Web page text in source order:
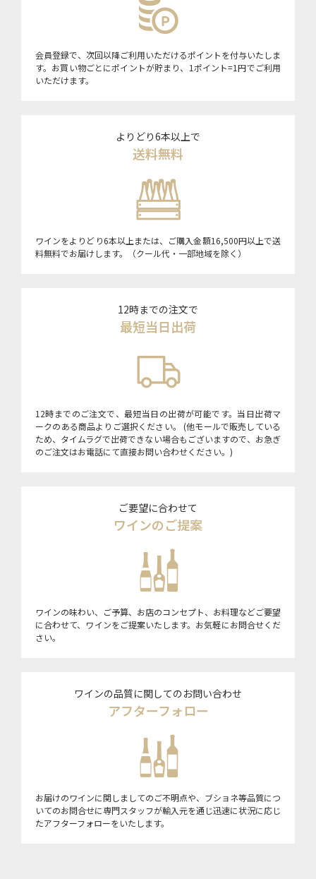
会員登録で、次回以降ご利用いただけるポイントを付与いたしま
す。お買い物ごとにポイントが貯まり、1ポイント=1円でご利用
いただけます。
よりどり6本以上で
送料無料
ワインをよりどり6本以上または、ご購入金額16,500円以上で送
料無料でお届けします。（クール代・一部地域を除く）
12時までの注文で
最短当日出荷
12時までのご注文で、最短当日の出荷が可能です。当日出荷マ
ークのある商品よりご選択ください。 (他モールで販売している
ため、タイムラグで出荷できない場合もございますので、お急ぎ
のご注文はお電話にて直接お問い合わせください。)
ご要望に合わせて
ワインのご提案
ワインの味わい、ご予算、お店のコンセプト、お料理などご要望
に合わせて、ワインをご提案いたします。お気軽にお問合せくだ
さい。
ワインの品質に関してのお問い合わせ
アフターフォロー
お届けのワインに関しましてのご不明点や、ブショネ等品質につ
いてのお問合せに専門スタッフが輸入元を通じ迅速に状況に応じ
たアフターフォローをいたします。